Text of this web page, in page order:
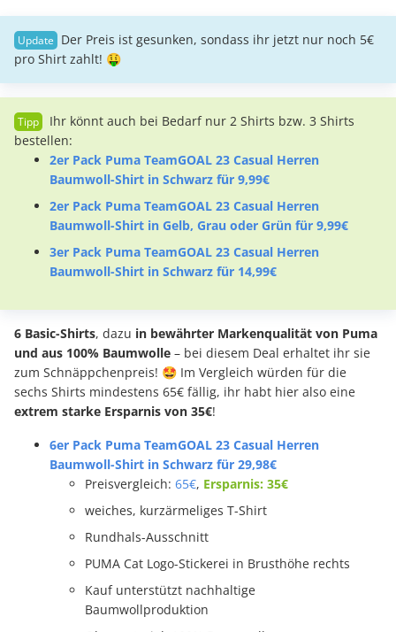
Der Preis ist gesunken, sondass ihr jetzt nur noch 5€
pro Shirt zahlt! 🤑
Ihr könnt auch bei Bedarf nur 2 Shirts bzw. 3 Shirts
bestellen:
2er Pack Puma TeamGOAL 23 Casual Herren
Baumwoll-Shirt in Schwarz für 9,99€
2er Pack Puma TeamGOAL 23 Casual Herren
Baumwoll-Shirt in Gelb, Grau oder Grün für 9,99€
3er Pack Puma TeamGOAL 23 Casual Herren
Baumwoll-Shirt in Schwarz für 14,99€
6 Basic-Shirts, dazu in bewährter Markenqualität von Puma
und aus 100% Baumwolle – bei diesem Deal erhaltet ihr sie
zum Schnäppchenpreis! 🤩 Im Vergleich würden für die
sechs Shirts mindestens 65€ fällig, ihr habt hier also eine
extrem starke Ersparnis von 35€!
6er Pack Puma TeamGOAL 23 Casual Herren
Baumwoll-Shirt in Schwarz für 29,98€
Preisvergleich: 65€, Ersparnis: 35€
weiches, kurzärmeliges T-Shirt
Rundhals-Ausschnitt
PUMA Cat Logo-Stickerei in Brusthöhe rechts
Kauf unterstützt nachhaltige
Baumwollproduktion